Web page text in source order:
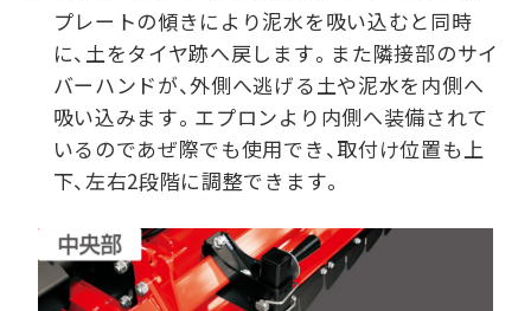
プレートの傾きにより泥水を吸い込むと同時
に、土をタイヤ跡へ戻します。また隣接部のサイ
バーハンドが、外側へ逃げる土や泥水を内側へ
吸い込みます。エプロンより内側へ装備されて
いるのであぜ際でも使用でき、取付け位置も上
下、左右2段階に調整できます。